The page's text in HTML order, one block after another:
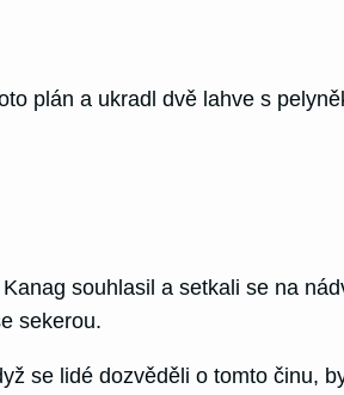
plán a ukradl dvě lahve s
souhlasil a setkali se na
sekerou.
se lidé dozvěděli o tomto činu,